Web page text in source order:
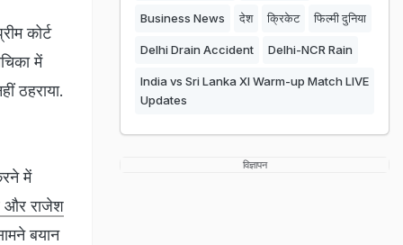
कोर्ट
में
ठहराया.
में
और राजेश
बयान
Business News देश क्रिकेट फिल्मी दुनिया
Delhi Drain Accident Delhi-NCR Rain
India vs Sri Lanka XI Warm-up Match LIVE
Updates
विज्ञापन